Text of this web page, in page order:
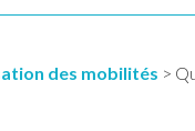
des mobilités >